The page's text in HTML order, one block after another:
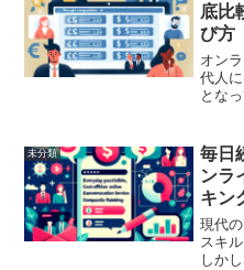
底比
び方
オン
代人
とな
のか
ん。
未分類
毎日
ンラ
キン
現代
スキ
しか